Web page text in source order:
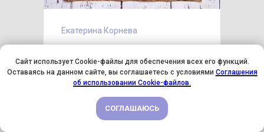
Екатерина Корнева
Мастер-класс по акварельной
живописи «Морские скалы»
У НАС ДЕНЬ РОЖДЕНИЯ! ВСЕМ СКИДКИ НА ОБУЧЕНИЕ!
ПОДРОБНЕЕ
Сайт использует Cookie-файлы для обеспечения всех его функций.
Оставаясь на данном сайте, вы соглашаетесь с условиями Соглашения
об использовании Cookie-файлов.
СОГЛАШАЮСЬ